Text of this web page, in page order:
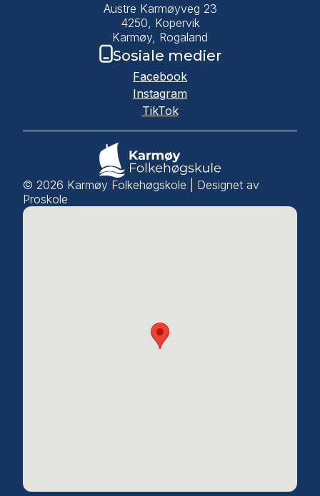
Austre Karmøyveg 23
4250, Kopervik
Karmøy, Rogaland
Sosiale medier
Facebook
Instagram
TikTok
© 2026 Karmøy Folkehøgskole | Designet av
Proskole